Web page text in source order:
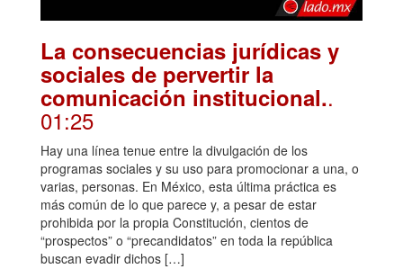
La consecuencias jurídicas y
sociales de pervertir la
comunicación institucional..
01:25
Hay una línea tenue entre la divulgación de los
programas sociales y su uso para promocionar a una, o
varias, personas. En México, esta última práctica es
más común de lo que parece y, a pesar de estar
prohibida por la propia Constitución, cientos de
“prospectos” o “precandidatos” en toda la república
buscan evadir dichos […]